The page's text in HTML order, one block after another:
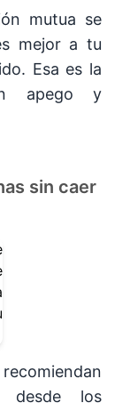
mutua se
mejor a tu
Esa es la
apego y
sin caer
desde los